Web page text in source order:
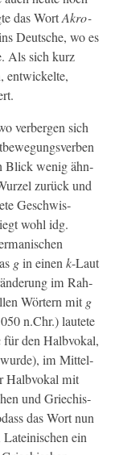
das WortAkro­
Deutsche, wo es
Als sich kurz
entwick­elte,
ver­ber­gen sich
Blick wenig ähn­
zurück und
Geschwis­
wohl idg.
gin einenk-Laut
im Rah­
Wörtern mitg
n.Chr.) lautete
für den Hal­b­vokal,
im Mit­tel­
Hal­b­vokal mit
und Griechis­
das Wort nun
ein